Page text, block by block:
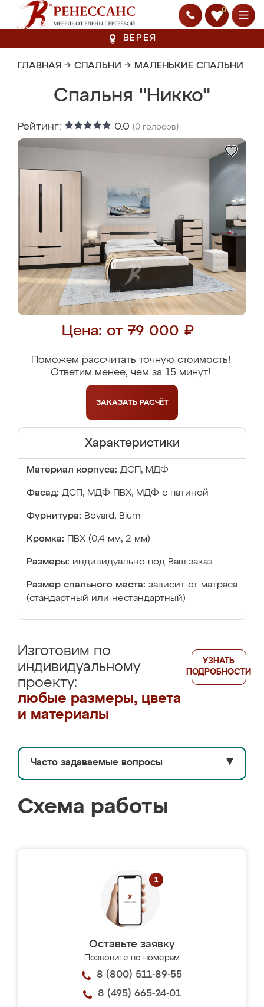
0
ВЕРЕЯ
ГЛАВНАЯ → СПАЛЬНИ → МАЛЕНЬКИЕ СПАЛЬНИ
Спальня "Никко"
Рейтинг: 0.0 (0 голосов)
Цена: от 79 000 ₽
Поможем рассчитать точную стоимость!
Ответим менее, чем за 15 минут!
ЗАКАЗАТЬ РАСЧЁТ
Характеристики
Материал корпуса: ДСП, МДФ
Фасад: ДСП, МДФ ПВХ, МДФ с патиной
Фурнитура: Boyard, Blum
Кромка: ПВХ (0,4 мм, 2 мм)
Размеры: индивидуально под Ваш заказ
Размер спального места: зависит от матраса
(стандартный или нестандартный)
Изготовим по
индивидуальному
проекту:
любые размеры, цвета
и материалы
УЗНАТЬ
ПОДРОБНОСТИ
Часто задаваемые вопросы ▼
Схема работы
Оставьте заявку
Позвоните по номерам
8 (800) 511-89-55
8 (495) 665-24-01